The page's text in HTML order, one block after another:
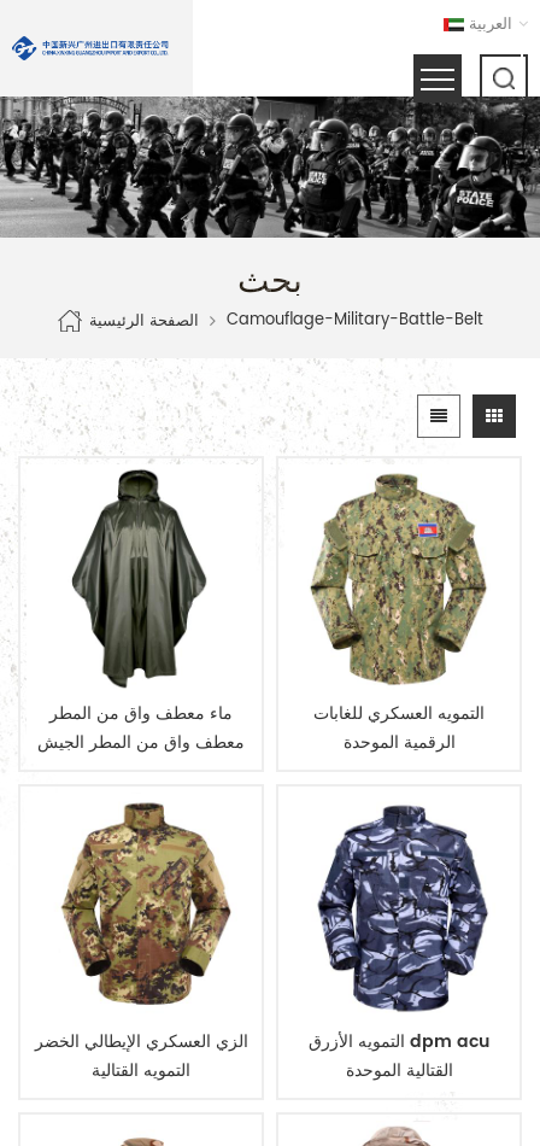
العربية
بحث
الصفحة الرئيسية Camouflage-Military-Battle-Belt
ماء معطف واق من المطر
معطف واق من المطر الجيش
التمويه العسكري للغابات
الرقمية الموحدة
الزي العسكري الإيطالي الخضر
التمويه القتالية
التمويه الأزرق dpm acu
القتالية الموحدة